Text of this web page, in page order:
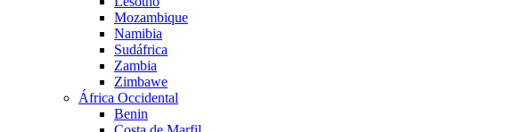
Mozambique
Namibia
Sudáfrica
Zambia
Zimbawe
África Occidental
Benin